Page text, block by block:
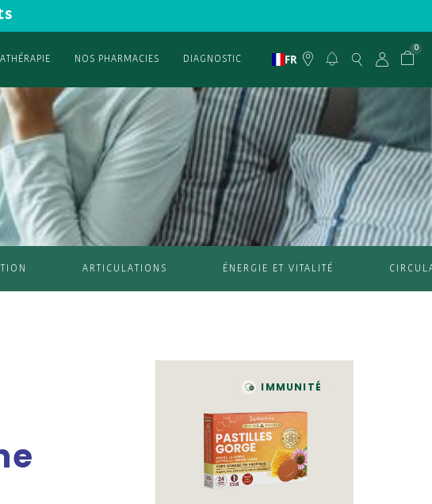
NOS PHARMACIES DIAGNOSTIC FR
0
ARTICULATIONS ÉNERGIE ET VITALITÉ
IMMUNITÉ